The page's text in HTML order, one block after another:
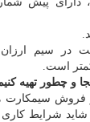
است.
فروش سیمكارت
شرایط كاری